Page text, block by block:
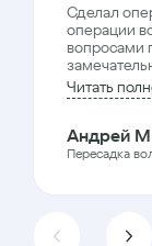
Сделал
операции
вопросами
Читать
Андрей
Пересадка